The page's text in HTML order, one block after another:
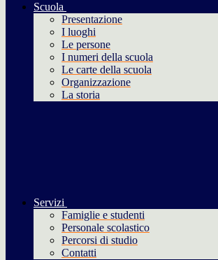
Scuola
Presentazione
I luoghi
Le persone
I numeri della scuola
Le carte della scuola
Organizzazione
La storia
Servizi
Famiglie e studenti
Personale scolastico
Percorsi di studio
Contatti